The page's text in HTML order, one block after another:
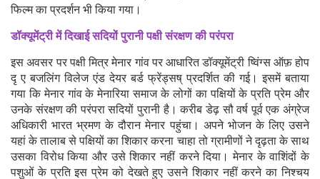
फिल्म का प्रदर्शन भी किया गया।
डॉक्यूमेंट्री में दिखाई सदियों पुरानी पक्षी संरक्षण की परंपरा
इस अवसर पर पक्षी मित्र मेनार गांव पर आधारित डॉक्यूमेंट्री ष्विंग्स ऑफ़ होप
दृ ए बजलिंग विलेज एंड देयर बर्ड फ्रेंड्सष् प्रदर्शित की गई। इसमें बताया
गया कि मेनार गांव के मेनारिया समाज के लोगों का पक्षियों के प्रति प्रेम और
उनके संरक्षण की परंपरा सदियों पुरानी है। करीब डेढ़ सौ वर्ष पूर्व एक अंग्रेज
अधिकारी भारत भ्रमण के दौरान मेनार पहुंचा। अपने भोजन के लिए उसने
यहां के तालाब से पक्षियों का शिकार करना चाहा तो ग्रामीणों ने दृढ़ता के साथ
उसका विरोध किया और उसे शिकार नहीं करने दिया। मेनार के वाशिंदों के
पशुओं के प्रति इस प्रेम को देखते हुए उसने शिकार नहीं करने का निश्चय